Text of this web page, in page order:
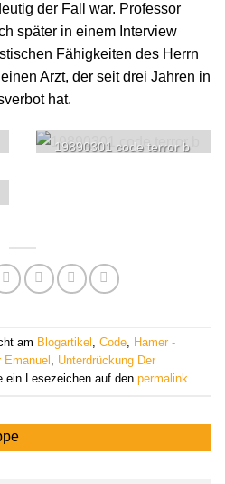
der Fall war. Professor
später in einem Interview
Fähigkeiten des Herrn
Arzt, der seit drei Jahren in
hat.
19890301 code terror b
am Blogartikel , Code, Hamer -
, Unterdrückung Der
ein Lesezeichen auf den permalink.